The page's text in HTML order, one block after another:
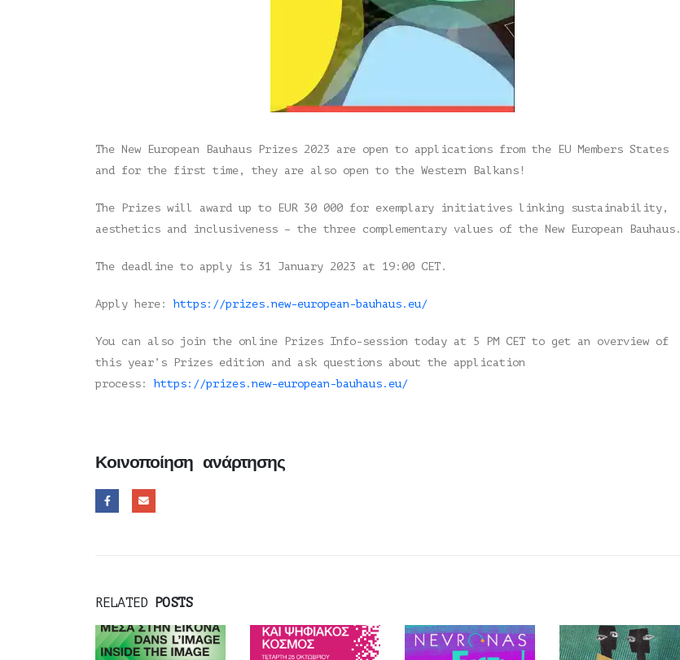
The New European Bauhaus Prizes 2023 are open to applications from the EU Members States
and for the first time, they are also open to the Western Balkans!
The Prizes will award up to EUR 30 000 for exemplary initiatives linking sustainability,
aesthetics and inclusiveness – the three complementary values of the New European Bauhaus.
The deadline to apply is 31 January 2023 at 19:00 CET.
Apply here:https://prizes.new-european-bauhaus.eu/
You can also join the online Prizes Info-session today at 5 PM CET to get an overview of
this year’s Prizes edition and ask questions about the application
process:https://prizes.new-european-bauhaus.eu/
Κοινοποίηση ανάρτησης
RELATED POSTS